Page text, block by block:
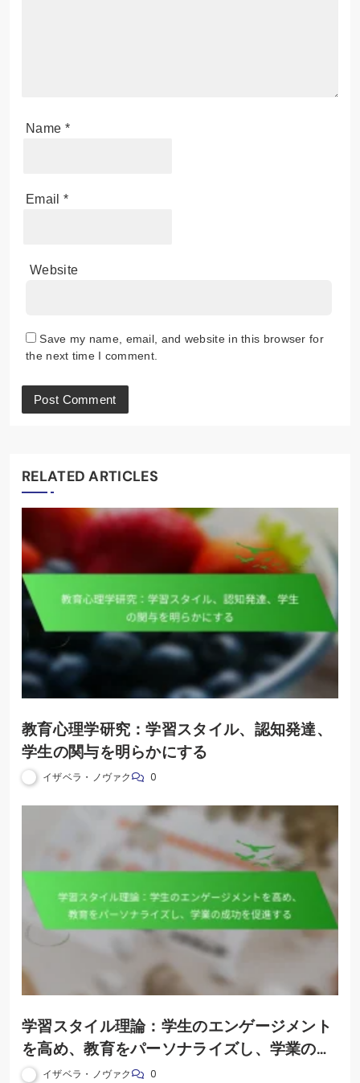
Name *
Email *
Website
Save my name, email, and website in this browser for
the next time I comment.
RELATED ARTICLES
教育心理学研究：学習スタイル、認知発達、
学生の関与を明らかにする
イザベラ・ノヴァク 0
学習スタイル理論：学生のエンゲージメント
を高め、教育をパーソナライズし、学業の成
功を促進する
イザベラ・ノヴァク 0